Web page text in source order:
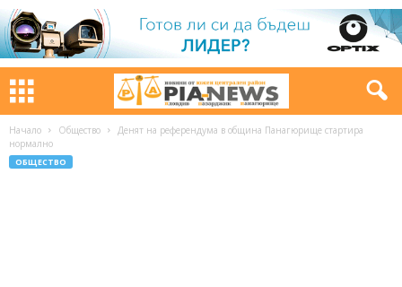
Начало Общество
Денят на референдума в община Панагюрище стартира
нормално
ОБЩЕСТВО